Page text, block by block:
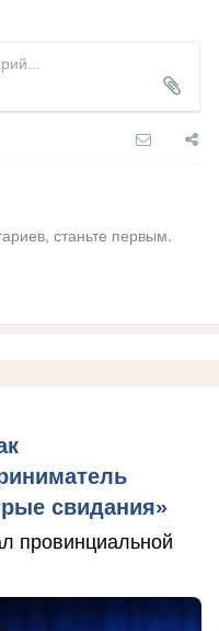
станьте первым.
свидания»
провинциальной